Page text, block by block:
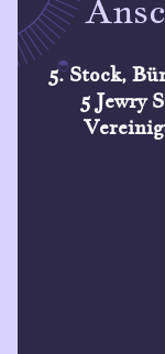
5. Stock,
5 Jewry